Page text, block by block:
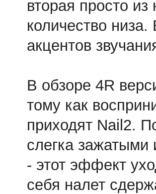
вторая просто
количество
акцентов
В обзоре 4R
тому как
приходят Nail2.
слегка
- этот эффект
себя налет